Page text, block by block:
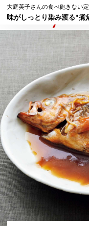
大庭英子さんの食べ飽きない
味がしっとり染み渡る"煮